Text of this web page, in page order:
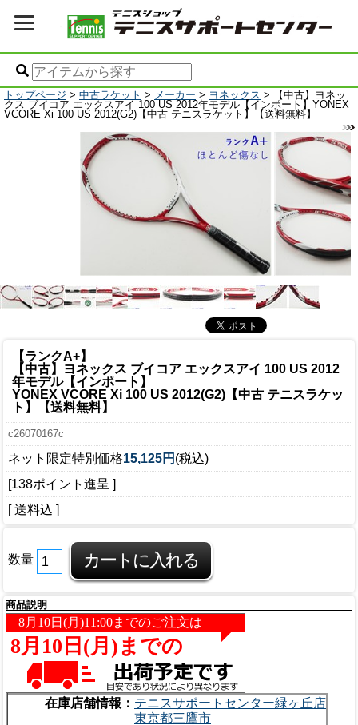
トップページ > 中古ラケット > メーカー > ヨネックス > 【中古】ヨネッ
クス ブイコア エックスアイ 100 US 2012年モデル【インポート】YONEX
VCORE Xi 100 US 2012(G2)【中古 テニスラケット】【送料無料】
【ランクA+】
【中古】ヨネックス ブイコア エックスアイ 100 US 2012
年モデル【インポート】
YONEX VCORE Xi 100 US 2012(G2)【中古 テニスラケッ
ト】【送料無料】
c26070167c
ネット限定特別価格15,125円 (税込)
[138ポイント進呈 ]
[ 送料込 ]
数量
商品説明
在庫店舗情報： テニスサポートセンター緑ヶ丘店
東京都三鷹市